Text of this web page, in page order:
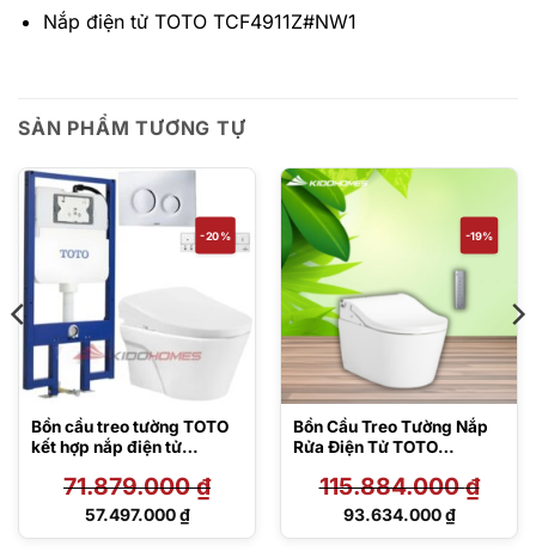
Nắp điện tử TOTO TCF4911Z#NW1
SẢN PHẨM TƯƠNG TỰ
-20%
Bồn cầu treo tường TOTO
kết hợp nắp điện tử
CA464/TCF47360GAA/M
B174P#SS
71.879.000₫
Giá
57.497.000₫
Giá
-19%
Bồn Cầu Treo Tường Nắp
Rửa Điện Tử TOTO
02C2Z/WH172AAT/MB175
115.884.000₫
Giá
93.634.000₫
Giá